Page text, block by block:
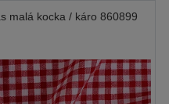
malá kocka / káro 860899